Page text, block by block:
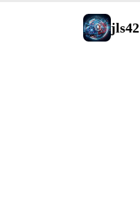
jls42